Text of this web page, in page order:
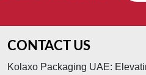
CONTACT US
Kolaxo Packaging UAE: